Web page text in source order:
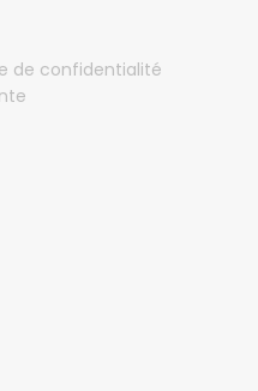
de confidentialité